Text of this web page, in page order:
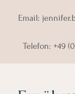
Email:
Telefon: +49